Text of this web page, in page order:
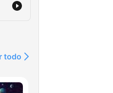
todo